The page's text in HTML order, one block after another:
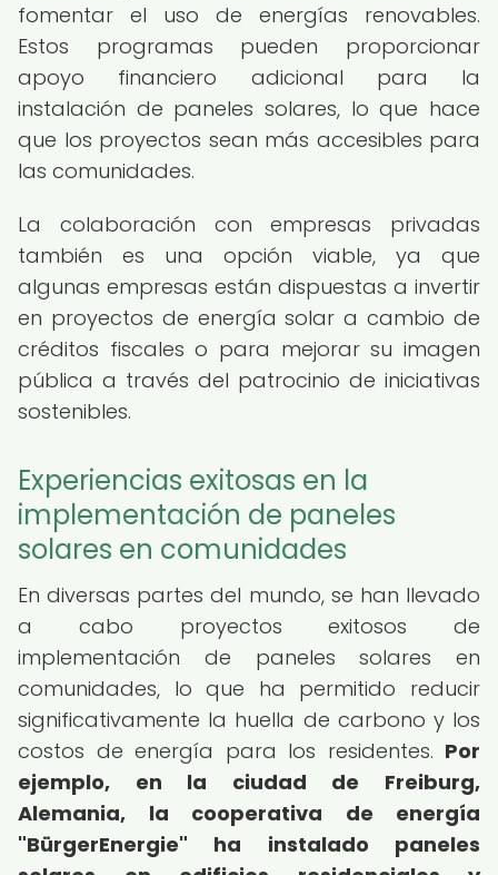
fomentar el uso de energías renovables.
Estos programas pueden proporcionar
apoyo financiero adicional para la
instalación de paneles solares, lo que hace
que los proyectos sean más accesibles para
las comunidades.
La colaboración con empresas privadas
también es una opción viable, ya que
algunas empresas están dispuestas a invertir
en proyectos de energía solar a cambio de
créditos fiscales o para mejorar su imagen
pública a través del patrocinio de iniciativas
sostenibles.
Experiencias exitosas en la
implementación de paneles
solares en comunidades
En diversas partes del mundo, se han llevado
a cabo proyectos exitosos de
implementación de paneles solares en
comunidades, lo que ha permitido reducir
significativamente la huella de carbono y los
costos de energía para los residentes. Por
ejemplo, en la ciudad de Freiburg,
Alemania, la cooperativa de energía
"BürgerEnergie" ha instalado paneles